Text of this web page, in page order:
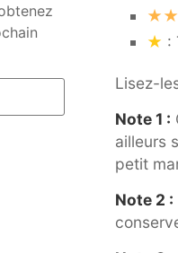
★★
★ :
Lisez-
Note 1 :
ailleurs
petit
Note 2 :